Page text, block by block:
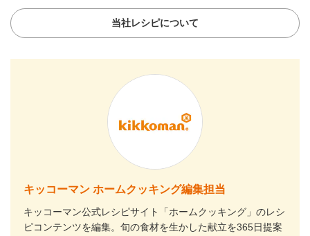
当社レシピについて
キッコーマン ホームクッキング編集担当
キッコーマン公式レシピサイト「ホームクッキング」のレシ
ピコンテンツを編集。旬の食材を生かした献立を365日提案